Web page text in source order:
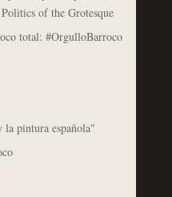
of the Grotesque
total: #OrgulloBarroco
la pintura española"